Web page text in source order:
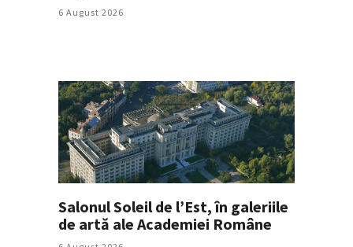
6 August 2026
Salonul Soleil de l’Est, în galeriile
de artă ale Academiei Române